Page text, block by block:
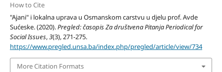
How to Cite
"Ajani" i lokalna uprava u Osmanskom carstvu u djelu prof. Avde
Sućeske. (2020).Pregled: časopis Za društvena Pitanja Periodical for
Social Issues,3(3), 271-275.
https://www.pregled.unsa.ba/index.php/pregled/article/view/734
More Citation Formats